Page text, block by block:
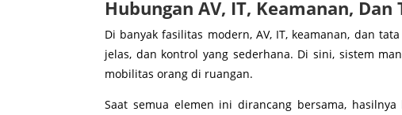
Hubungan AV, IT, Keamanan,
Di banyak fasilitas modern, AV, IT, keamanan, dan
jelas, dan kontrol yang sederhana. Di sini, sistem
mobilitas orang di ruangan.
Saat semua elemen ini dirancang bersama,